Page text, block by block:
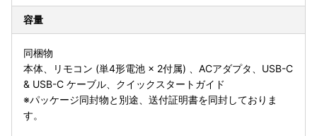
容量
同梱物
本体、リモコン (単4形電池 × 2付属) 、ACアダプタ、USB-C
& USB-C ケーブル、クイックスタートガイド
※パッケージ同封物と別途、送付証明書を同封しておりま
す。